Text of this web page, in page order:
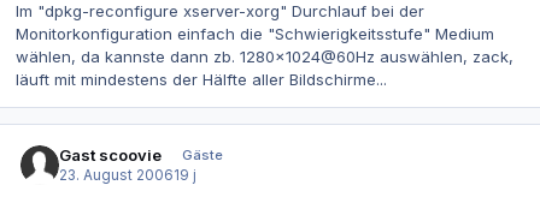
Im "dpkg-reconfigure xserver-xorg" Durchlauf bei der
Monitorkonfiguration einfach die "Schwierigkeitsstufe" Medium
wählen, da kannste dann zb. 1280x1024@60Hz auswählen, zack,
läuft mit mindestens der Hälfte aller Bildschirme...
Gast scoovie
Gäste
23. August 200619 j